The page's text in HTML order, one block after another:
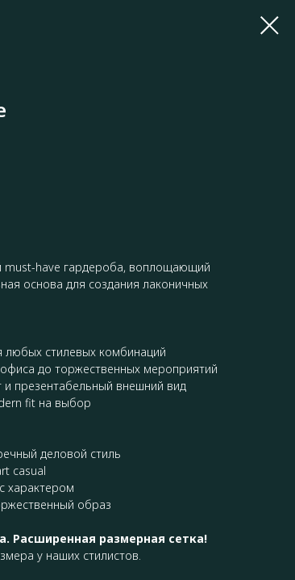
must-have гардероба, воплощающий
основа для создания лаконичных
любых стилевых комбинаций
до торжественных мероприятий
презентабельный внешний вид
fit на выбор
деловой стиль
casual
характером
образ
Расширенная размерная сетка!
у наших стилистов.